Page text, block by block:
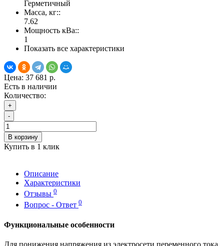
Герметичный
Масса, кг::
7.62
Мощность кВа::
1
Показать все характеристики
Цена: 37 681 р.
Есть в наличии
Количество:
+
-
В корзину
Купить в 1 клик
Описание
Характеристики
Отзывы 0
Вопрос - Ответ 0
Функциональные особенности
Для понижения напряжения из электросети переменного тока